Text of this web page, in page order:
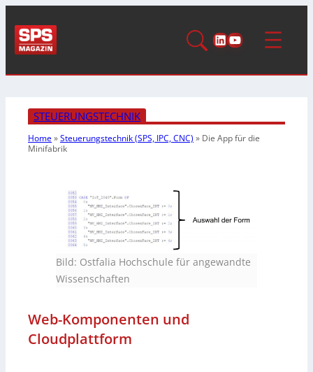
LinkedIn
YouTube
STEUERUNGSTECHNIK
Home»Steuerungstechnik (SPS, IPC, CNC) » Die App für die
Minifabrik
Bild: Ostfalia Hochschule für angewandte
Wissenschaften
Web-Komponenten und
Cloudplattform